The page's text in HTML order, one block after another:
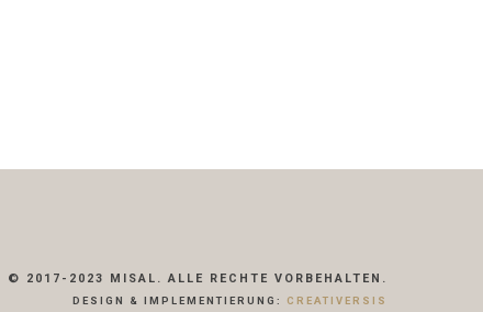
© 2017-2023 MISAL. ALLE RECHTE VORBEHALTEN.
DESIGN & IMPLEMENTIERUNG: CREATIVERSIS